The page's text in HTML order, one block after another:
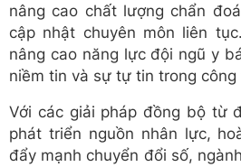
nâng cao chất lượng chẩn
cập nhật chuyên môn liên
nâng cao năng lực đội ngũ y
niềm tin và sự tự tin trong
Với các giải pháp đồng bộ từ
phát triển nguồn nhân lực,
đẩy mạnh chuyển đổi số,